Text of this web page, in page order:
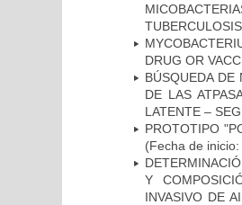
DRUG OR
BÚSQUEDA DE
DE LAS
LATENTE –
PROTOTIPO
(Fecha de
Y
INVASIVO DE